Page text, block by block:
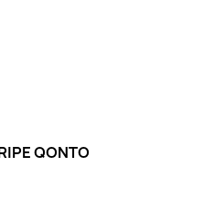
QONTO